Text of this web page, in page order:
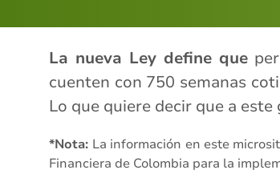
La nueva Ley define que
cuenten con 750 semanas
Lo que quiere decir que a
*Nota: La información en este
Financiera de Colombia para la